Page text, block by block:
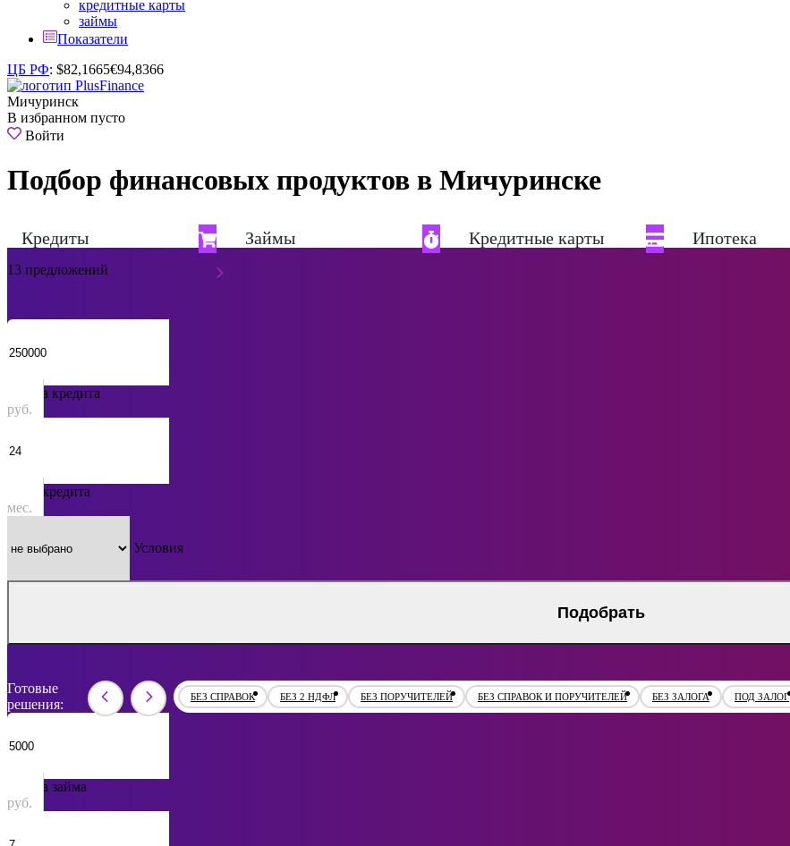
кредитные карты
займы
Показатели
ЦБ РФ: $82,1665€94,8366
Мичуринск
В избранном пусто
Войти
Подбор финансовых продуктов в Мичуринске
Кредиты
13 предложений
Займы Кредитные карты Ипотека
Сумма кредита
руб.
Срок кредита
мес.
Условия
Подобрать
Готовые
решения:
БЕЗ СПРАВОК БЕЗ 2 НДФЛ БЕЗ ПОРУЧИТЕЛЕЙ БЕЗ СПРАВОК И ПОРУЧИТЕЛЕЙ БЕЗ ЗАЛОГА ПОД ЗАЛОГ
Сумма займа
руб.